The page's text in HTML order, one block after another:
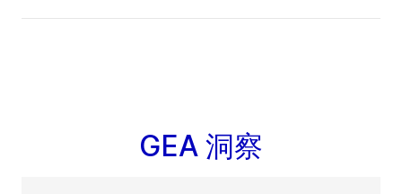
GEA 洞察